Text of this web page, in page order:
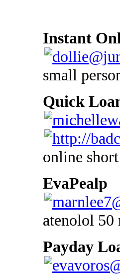
Instant
small
Quick
online
EvaPealp
atenolol 50
Payday